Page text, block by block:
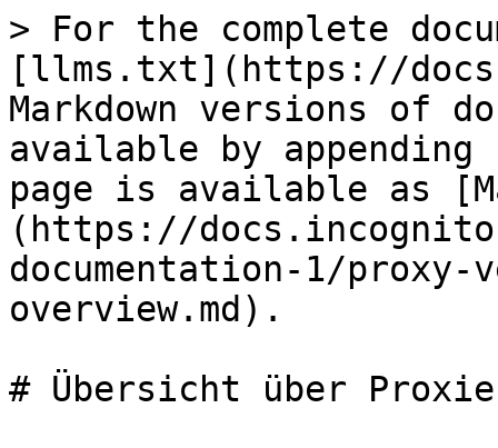
> For the complete
[llms.txt](https://
Markdown versions of
available by
page is available as
(https://
documentation-1/
overview.md).
# Übersicht über